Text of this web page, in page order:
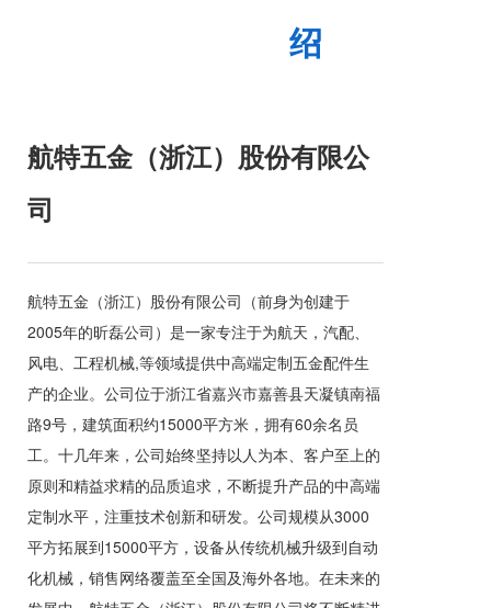
绍
航特五金（浙江）股份有限公
司
航特五金（浙江）股份有限公司（前身为创建于
2005年的昕磊公司）是一家专注于为航天，汽配、
风电、工程机械,等领域提供中高端定制五金配件生
产的企业。公司位于浙江省嘉兴市嘉善县天凝镇南福
路9号，建筑面积约15000平方米，拥有60余名员
工。十几年来，公司始终坚持以人为本、客户至上的
原则和精益求精的品质追求，不断提升产品的中高端
定制水平，注重技术创新和研发。公司规模从3000
平方拓展到15000平方，设备从传统机械升级到自动
化机械，销售网络覆盖至全国及海外各地。在未来的